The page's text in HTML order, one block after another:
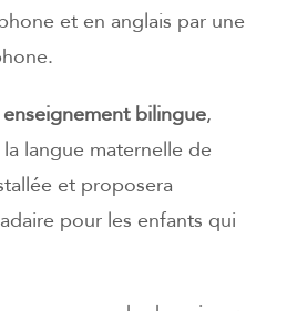
et en anglais par une
enseignement bilingue,
la langue maternelle de
et proposera
pour les enfants qui